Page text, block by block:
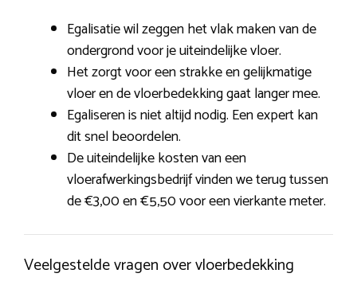
Egalisatie wil zeggen het vlak maken van de
ondergrond voor je uiteindelijke vloer.
Het zorgt voor een strakke en gelijkmatige
vloer en de vloerbedekking gaat langer mee.
Egaliseren is niet altijd nodig. Een expert kan
dit snel beoordelen.
De uiteindelijke kosten van een
vloerafwerkingsbedrijf vinden we terug tussen
de €3,00 en €5,50 voor een vierkante meter.
Veelgestelde vragen over vloerbedekking